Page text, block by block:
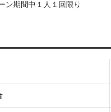
ン期間中１人１回限り